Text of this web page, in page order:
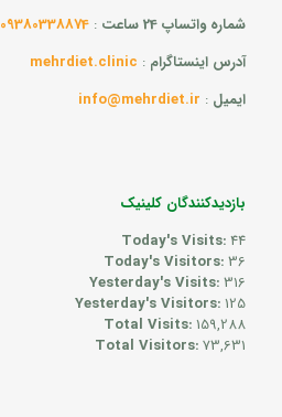
شماره واتساپ 24 ساعت
:
09380338874
آدرس اینستاگرام :
mehrdiet.clinic
ایمیل :
info@mehrdiet.ir
بازدیدکنندگان کلینیک
Today's Visits:44
Today's Visitors:36
Yesterday's Visits:316
Yesterday's Visitors:125
Total Visits:159,288
Total Visitors:73,631